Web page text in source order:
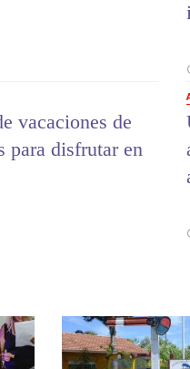
vacaciones de
para disfrutar en